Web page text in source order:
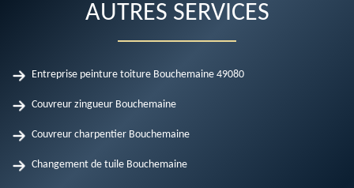
AUTRES SERVICES
Entreprise peinture toiture Bouchemaine 49080
Couvreur zingueur Bouchemaine
Couvreur charpentier Bouchemaine
Changement de tuile Bouchemaine